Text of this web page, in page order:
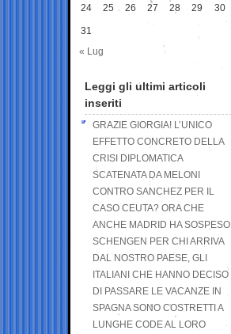
24 25 26 27 28 29 30
31
« Lug
Leggi gli ultimi articoli
inseriti
GRAZIE GIORGIA! L’UNICO
EFFETTO CONCRETO DELLA
CRISI DIPLOMATICA
SCATENATA DA MELONI
CONTRO SANCHEZ PER IL
CASO CEUTA? ORA CHE
ANCHE MADRID HA SOSPESO
SCHENGEN PER CHI ARRIVA
DAL NOSTRO PAESE, GLI
ITALIANI CHE HANNO DECISO
DI PASSARE LE VACANZE IN
SPAGNA SONO COSTRETTI A
LUNGHE CODE AL LORO